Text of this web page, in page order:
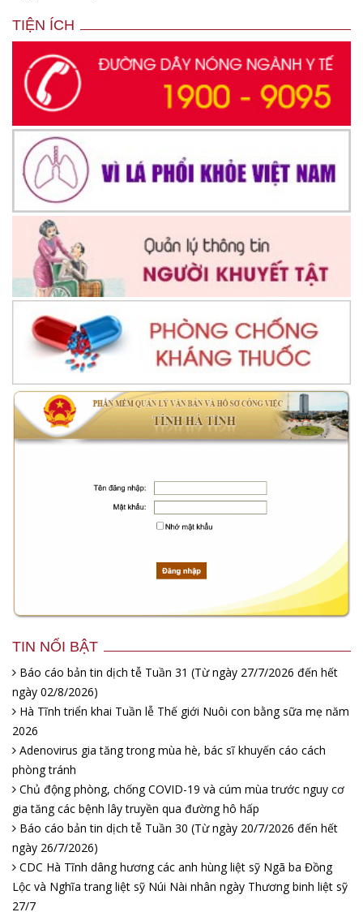
TIỆN ÍCH
TIN NỔI BẬT
Báo cáo bản tin dịch tễ Tuần 31 (Từ ngày 27/7/2026 đến hết
ngày 02/8/2026)
Hà Tĩnh triển khai Tuần lễ Thế giới Nuôi con bằng sữa mẹ năm
2026
Adenovirus gia tăng trong mùa hè, bác sĩ khuyến cáo cách
phòng tránh
Chủ động phòng, chống COVID-19 và cúm mùa trước nguy cơ
gia tăng các bệnh lây truyền qua đường hô hấp
Báo cáo bản tin dịch tễ Tuần 30 (Từ ngày 20/7/2026 đến hết
ngày 26/7/2026)
CDC Hà Tĩnh dâng hương các anh hùng liệt sỹ Ngã ba Đồng
Lộc và Nghĩa trang liệt sỹ Núi Nài nhân ngày Thương binh liệt sỹ
27/7